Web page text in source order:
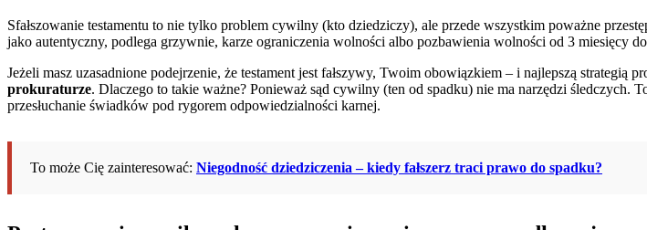
Sfałszowanie testamentu to nie tylko problem cywilny (kto dziedziczy), ale przede wszystkim poważne
jako autentyczny, podlega grzywnie, karze ograniczenia wolności albo pozbawienia wolności od 3 miesięcy
Jeżeli masz uzasadnione podejrzenie, że testament jest fałszywy, Twoim obowiązkiem – i najlepszą strategią
prokuraturze. Dlaczego to takie ważne? Ponieważ sąd cywilny (ten od spadku) nie ma narzędzi
przesłuchanie świadków pod rygorem odpowiedzialności karnej.
To może Cię zainteresować: Niegodność dziedziczenia – kiedy fałszerz traci prawo do spadku?